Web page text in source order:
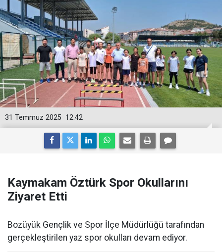
12:42
31 Temmuz 2025
Kaymakam Öztürk Spor Okullarını
Ziyaret Etti
Bozüyük Gençlik ve Spor İlçe Müdürlüğü tarafından
gerçekleştirilen yaz spor okulları devam ediyor.